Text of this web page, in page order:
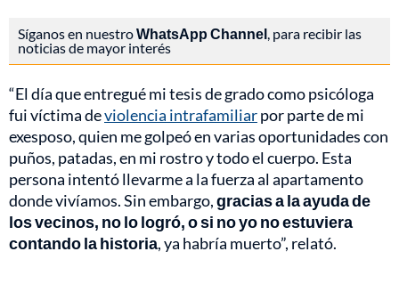
Síganos en nuestroWhatsApp Channel , para recibir las
noticias de mayor interés
“El día que entregué mi tesis de grado como psicóloga
fui víctima deviolencia intrafamiliarpor parte de mi
exesposo, quien me golpeó en varias oportunidades con
puños, patadas, en mi rostro y todo el cuerpo. Esta
persona intentó llevarme a la fuerza al apartamento
donde vivíamos. Sin embargo,gracias a la ayuda de
los vecinos, no lo logró, o si no yo no estuviera
contando la historia, ya habría muerto”, relató.